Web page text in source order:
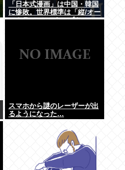
「日本式漫画」は中国・韓国
に惨敗。世界標準は「縦/オー
ルカラー」の”ウェブトゥー
スマホから謎のレーザーが出
るようになった…